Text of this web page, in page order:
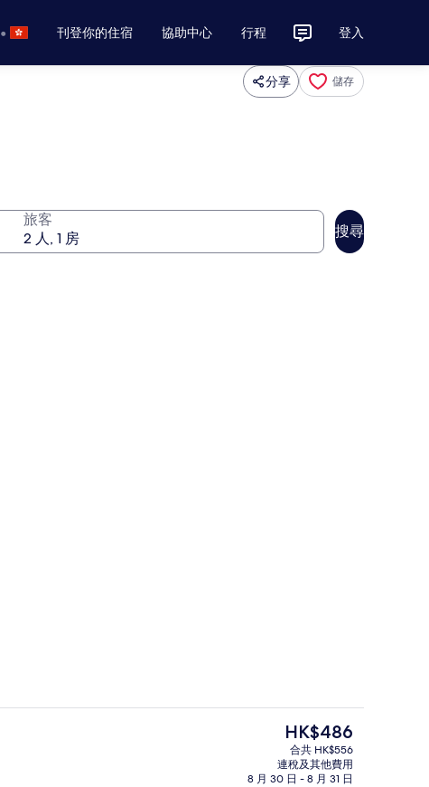
• 刊登你的住宿 協助中心 行程 登入
分享 儲存
旅客
搜尋
豪华单寝室套房 | 房內夾萬、書桌、
現
價
HK$486
HK$486
合共 HK$556
連稅及其他費用
8 月 30 日 - 8 月 31 日